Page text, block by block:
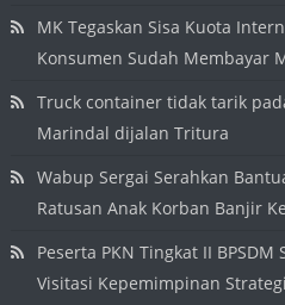
MK Tegaskan Sisa Kuota
Konsumen Sudah Membayar
Truck container tidak tarik
Marindal dijalan Tritura
Wabup Sergai Serahkan
Ratusan Anak Korban Banjir
Peserta PKN Tingkat II
Visitasi Kepemimpinan